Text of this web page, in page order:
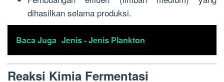
dihasilkan selama produksi.
Baca Juga Jenis - Jenis Plankton
Reaksi Kimia Fermentasi